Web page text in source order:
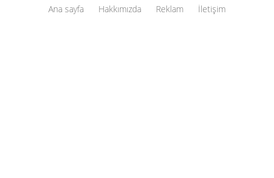
Ana sayfa Hakkımızda Reklam İletişim